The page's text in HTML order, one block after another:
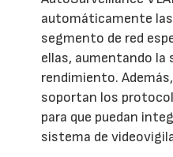
automáticamente
segmento de red
ellas, aumentando la
rendimiento.
soportan los
para que puedan
sistema de